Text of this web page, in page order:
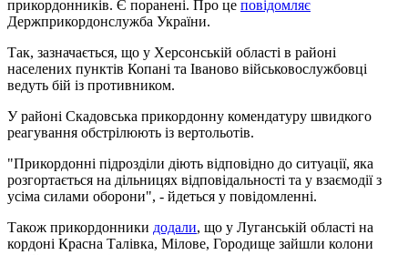
прикордонників. Є поранені. Про це повідомляє
Держприкордонслужба України.
Так, зазначається, що у Херсонській області в районі
населених пунктів Копані та Іваново військовослужбовці
ведуть бій із противником.
У районі Скадовська прикордонну комендатуру швидкого
реагування обстрілюють із вертольотів.
"Прикордонні підрозділи діють відповідно до ситуації, яка
розгортається на дільницях відповідальності та у взаємодії з
усіма силами оборони", - йдеться у повідомленні.
Також прикордонники додали, що у Луганській області на
кордоні Красна Талівка, Мілове, Городище зайшли колони